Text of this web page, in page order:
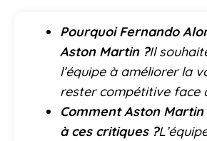
Pourquoi Fernando
Aston Martin ?Il
l’équipe à améliorer la
rester compétitive face
Comment Aston
à ces critiques ?